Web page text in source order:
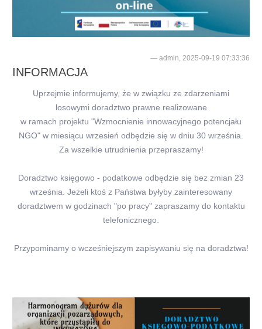
admin, 2025-09-19 07:33:36
INFORMACJA
Uprzejmie informujemy, że w związku ze zdarzeniami
losowymi doradztwo prawne realizowane
w ramach projektu "Wzmocnienie innowacyjnego potencjału
NGO" w miesiącu wrzesień odbędzie się w dniu 30 września.
Za wszelkie utrudnienia przepraszamy!
Doradztwo księgowo - podatkowe odbędzie się bez zmian 23
września. Jeżeli ktoś z Państwa byłyby zainteresowany
doradztwem w godzinach "po pracy" zapraszamy do kontaktu
telefonicznego.
Przypominamy o wcześniejszym zapisywaniu się na doradztwa!